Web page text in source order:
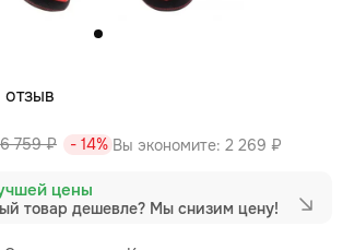
отзыв
759 ₽ - 14%
цены
товар дешевле? Мы снизим цену!
Вы экономите: 2 269 ₽